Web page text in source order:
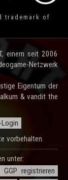
trademark of
einem seit 2006
Netzwerk
Eigentum der
& vandit the
vorbehalten.
unter:
GGP registrieren